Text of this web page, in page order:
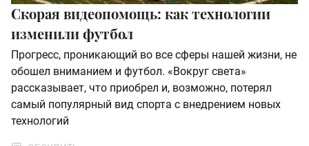
Скорая видеопомощь: как технологии
изменили футбол
Прогресс, проникающий во все сферы нашей жизни, не
обошел вниманием и футбол. «Вокруг света»
рассказывает, что приобрел и, возможно, потерял
самый популярный вид спорта с внедрением новых
технологий